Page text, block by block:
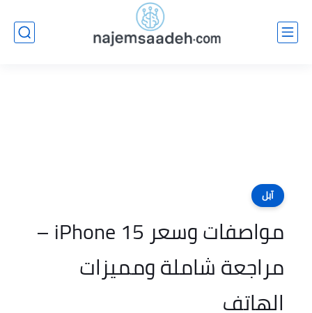
آبل
مواصفات وسعر iPhone 15 –
مراجعة شاملة ومميزات
الهاتف